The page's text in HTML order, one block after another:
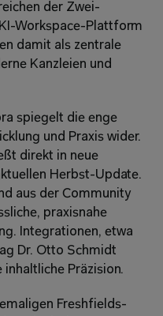
der Zwei-
Workspace-Plattform
damit als zentrale
Kanzleien und
spiegelt die enge
und Praxis wider.
direkt in neue
Herbst-Update.
aus der Community
praxisnahe
Integrationen, etwa
Dr. Otto Schmidt
Präzision.
Freshfields-